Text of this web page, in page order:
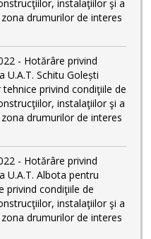
instalaţiilor şi a
drumurilor de interes
- Hotărâre privind
U.A.T. Schitu Golești
privind condiţiile de
instalaţiilor şi a
drumurilor de interes
- Hotărâre privind
U.A.T. Albota pentru
privind condiţiile de
instalaţiilor şi a
drumurilor de interes